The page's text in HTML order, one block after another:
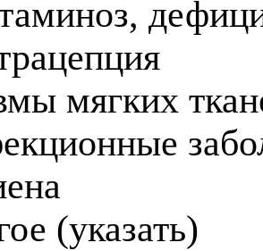
мягких
(указать)